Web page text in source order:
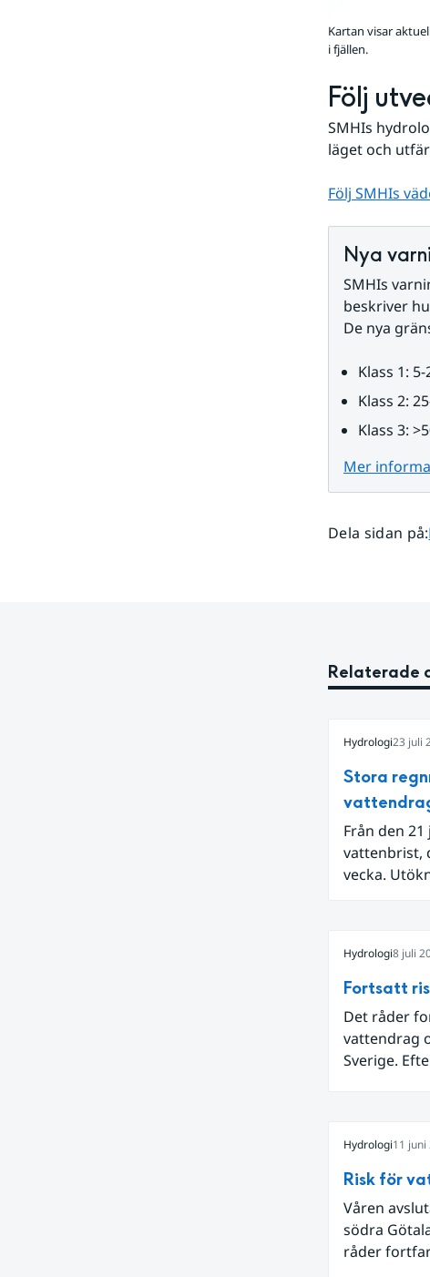
Kartan visar
i fjällen.
Följ
SMHIs
läget och
Följ SMHIs
Nya
SMHIs
beskriver
De nya
Klass 1:
Klass 2:
Klass 3:
Mer
Dela sidan på:
Relaterade
Hydrologi23 juli
Stora
Från den
vattenbrist,
vecka.
Hydrologi8 juli
Fortsatt
Det råder
vattendrag
Sverige.
Hugo
Hydrologi11 juni
Risk för
Våren
södra
råder